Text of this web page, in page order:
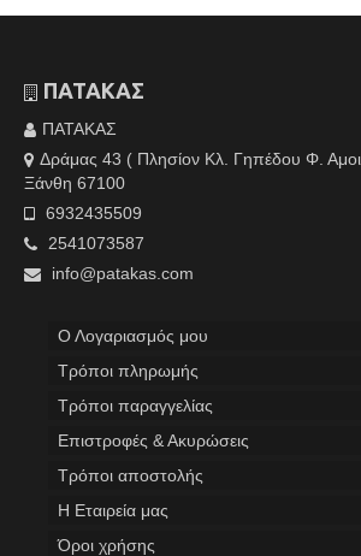
ΠΑΤΑΚΑΣ
ΠΑΤΑΚΑΣ
Δράμας 43 ( Πλησίον Κλ. Γηπέδου Φ.
Ξάνθη 67100
6932435509
2541073587
info@patakas.com
Ο Λογαριασμός μου
Tρόποι πληρωμής
Τρόποι παραγγελίας
Επιστροφές & Ακυρώσεις
Τρόποι αποστολής
Η Εταιρεία μας
Όροι χρήσης